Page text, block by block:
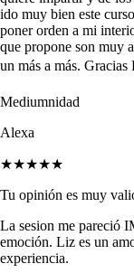
ido muy bien este
poner orden a mi
que propone son muy
un más a más.
Mediumnidad
Alexa
★★★★★
Tu opinión es muy
La sesion me pareció
emoción. Liz es un
experiencia.